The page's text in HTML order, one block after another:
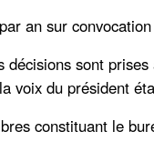
an sur
sont
voix du président
constituant le